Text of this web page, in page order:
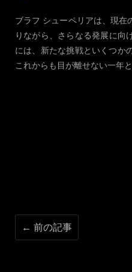
ブラフ シューペリアは、現在
りながら、さらなる発展に向
には、新たな挑戦といくつか
これからも目が離せない一年
← 前の記事